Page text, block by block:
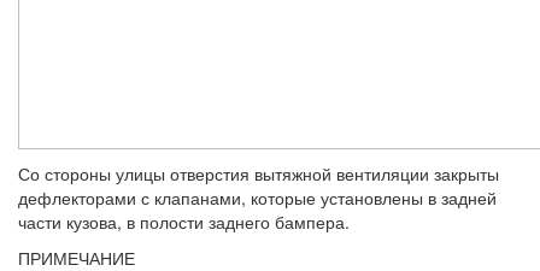
Со стороны улицы отверстия вытяжной вентиляции закрыты
дефлекторами с кла­панами, которые установлены в задней
ча­сти кузова, в полости заднего бампера.
ПРИМЕЧАНИЕ